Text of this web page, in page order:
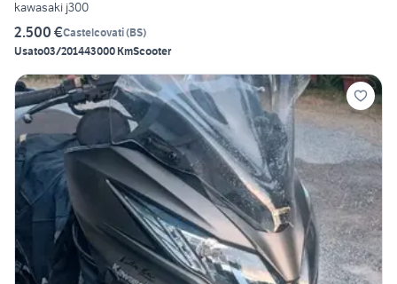
kawasaki j300
2.500 €Castelcovati(BS)
Usato03/201443000 KmScooter